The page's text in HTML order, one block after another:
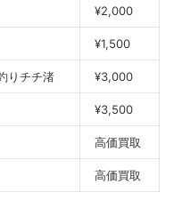
¥2,000
¥1,500
りチチ渚 ¥3,000
¥3,500
高価買取
高価買取